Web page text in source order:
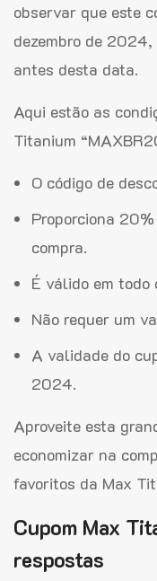
observar que este
dezembro de
antes desta data.
Aqui estão as
Titanium
O código de
Proporciona
compra.
É válido em
Não requer um
A validade do
2024.
Aproveite esta
economizar na
favoritos da Max
Cupom Max
respostas